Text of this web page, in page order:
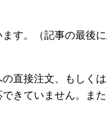
す。（記事の最後
直接注文、もしく
きていません。ま